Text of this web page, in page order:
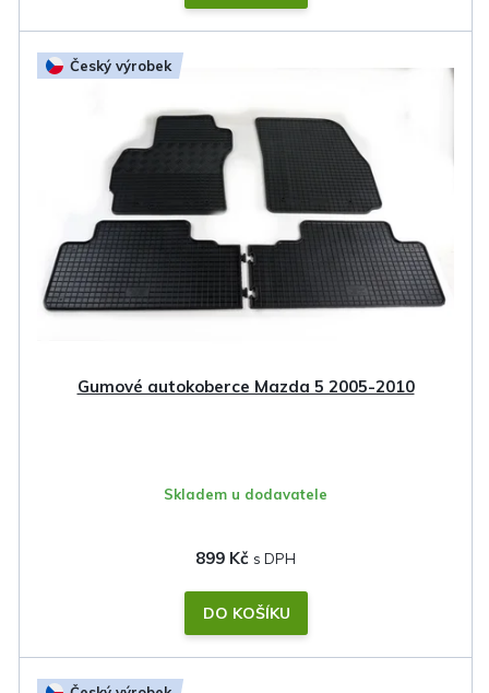
Český výrobek
Gumové autokoberce Mazda 5 2005-2010
Skladem u dodavatele
899 Kč
DO KOŠÍKU